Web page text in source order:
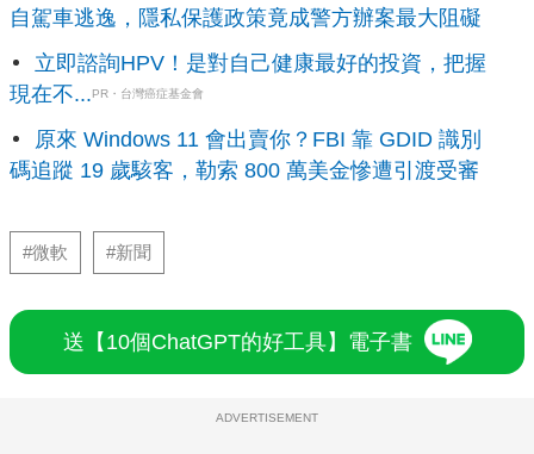
自駕車逃逸，隱私保護政策竟成警方辦案最大阻礙
立即諮詢HPV！是對自己健康最好的投資，把握
現在不...PR・台灣癌症基金會
原來 Windows 11 會出賣你？FBI 靠 GDID 識別
碼追蹤 19 歲駭客，勒索 800 萬美金慘遭引渡受審
#微軟 #新聞
送【10個ChatGPT的好工具】電子書
ADVERTISEMENT